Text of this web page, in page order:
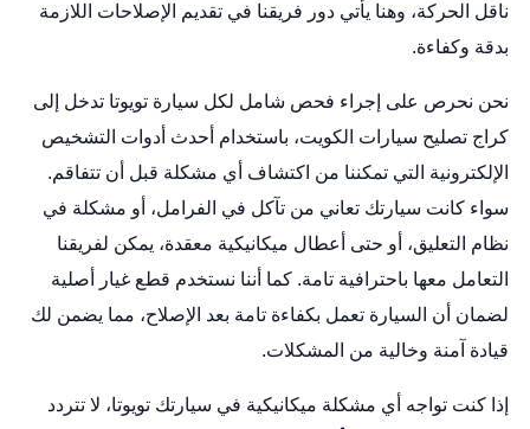
ناقل الحركة، وهنا يأتي دور فريقنا في تقديم الإصلاحات اللازمة
بدقة وكفاءة.
نحن نحرص على إجراء فحص شامل لكل سيارة تويوتا تدخل إلى
كراج تصليح سيارات الكويت، باستخدام أحدث أدوات التشخيص
الإلكترونية التي تمكننا من اكتشاف أي مشكلة قبل أن تتفاقم.
سواء كانت سيارتك تعاني من تآكل في الفرامل، أو مشكلة في
نظام التعليق، أو حتى أعطال ميكانيكية معقدة، يمكن لفريقنا
التعامل معها باحترافية تامة. كما أننا نستخدم قطع غيار أصلية
لضمان أن السيارة تعمل بكفاءة تامة بعد الإصلاح، مما يضمن لك
قيادة آمنة وخالية من المشكلات.
إذا كنت تواجه أي مشكلة ميكانيكية في سيارتك تويوتا، لا تتردد